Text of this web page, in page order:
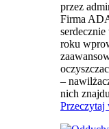
przez
Firma
roku
–
nich
Przeczytaj